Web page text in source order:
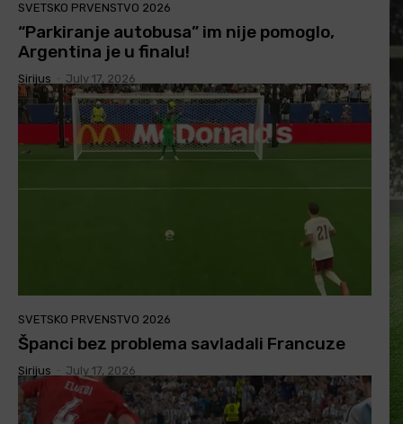
SVETSKO PRVENSTVO 2026
“Parkiranje autobusa” im nije pomoglo,
Argentina je u finalu!
Sirijus July 17, 2026
SVETSKO PRVENSTVO 2026
Španci bez problema savladali Francuze
Sirijus July 17, 2026